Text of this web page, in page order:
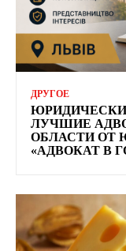
ДРУГОЕ
ЛУЧШИЕ
ОБЛАСТИ ОТ
«АДВОКАТ В